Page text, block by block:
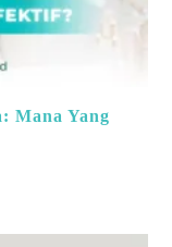
Mana Yang